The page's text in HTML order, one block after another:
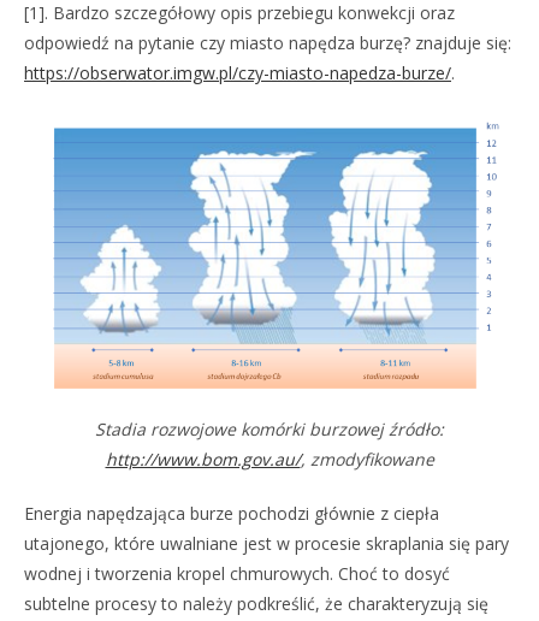
[1]. Bardzo szczegółowy opis przebiegu konwekcji oraz
odpowiedź na pytanie czy miasto napędza burzę? znajduje się:
https://obserwator.imgw.pl/czy-miasto-napedza-burze/.
Stadia rozwojowe komórki burzowej źródło:
http://www.bom.gov.au/, zmodyfikowane
Energia napędzająca burze pochodzi głównie z ciepła
utajonego, które uwalniane jest w procesie skraplania się pary
wodnej i tworzenia kropel chmurowych. Choć to dosyć
subtelne procesy to należy podkreślić, że charakteryzują się